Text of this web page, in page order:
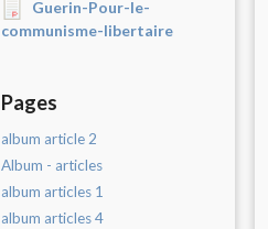
Guerin-Pour-le-
communisme-libertaire
Pages
album article 2
Album - articles
album articles 1
album articles 4